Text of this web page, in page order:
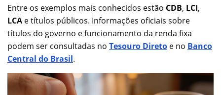
Entre os exemplos mais conhecidos estão CDB, LCI,
LCA e títulos públicos. Informações oficiais sobre
títulos do governo e funcionamento da renda fixa
podem ser consultadas no Tesouro Direto e no Banco
Central do Brasil.